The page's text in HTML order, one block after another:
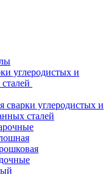
углеродистых и
сварки углеродистых и
сталей